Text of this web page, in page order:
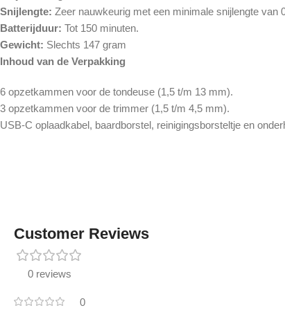
Snijlengte: Zeer nauwkeurig met een minimale snijlengte van
Batterijduur: Tot 150 minuten.
Gewicht: Slechts 147 gram
Inhoud van de Verpakking
6 opzetkammen voor de tondeuse (1,5 t/m 13 mm).
3 opzetkammen voor de trimmer (1,5 t/m 4,5 mm).
USB-C oplaadkabel, baardborstel, reinigingsborsteltje en
Customer Reviews
0 reviews
0